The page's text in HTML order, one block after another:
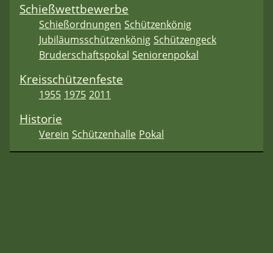
Schießwettbewerbe
Schießordnungen Schützenkönig
Jubiläumsschützenkönig Schützengeck
Bruderschaftspokal Seniorenpokal
Kreisschützenfeste
1955 1975 2011
Historie
Verein Schützenhalle Pokal